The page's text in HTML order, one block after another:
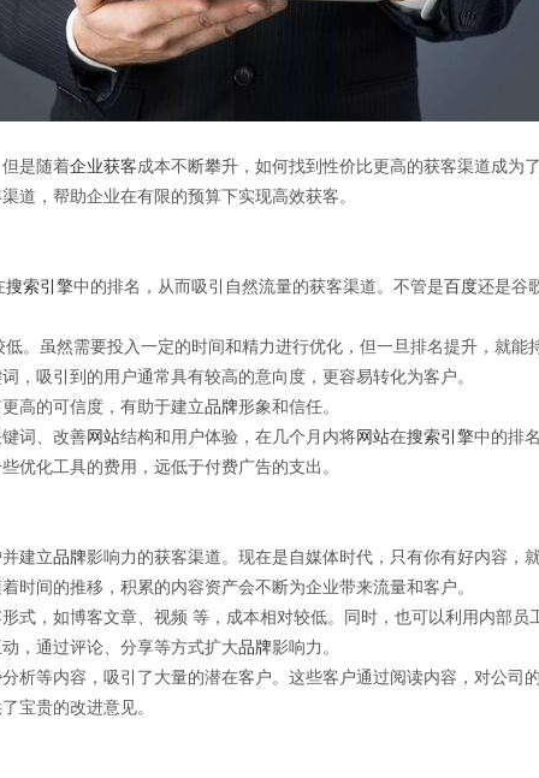
是随着企业获客成本不断攀升，如何找到性价比更高的获客渠道成为
渠道，帮助企业在有限的预算下实现高效获客。
搜索引擎中的排名，从而吸引自然流量的获客渠道。不管是百度还是谷
低。虽然需要投入一定的时间和精力进行优化，但一旦排名提升，就能
，吸引到的用户通常具有较高的意向度，更容易转化为客户。
高的可信度，有助于建立品牌形象和信任。
词、改善网站结构和用户体验，在几个月内将网站在搜索引擎中的排
优化工具的费用，远低于付费广告的支出。
建立品牌影响力的获客渠道。现在是自媒体时代，只有你有好内容，
时间的推移，积累的内容资产会不断为企业带来流量和客户。
式，如博客文章、视频 等，成本相对较低。同时，也可以利用内部员
，通过评论、分享等方式扩大品牌影响力。
析等内容，吸引了大量的潜在客户。这些客户通过阅读内容，对公司
宝贵的改进意见。